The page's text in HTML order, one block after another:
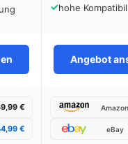
✓hohe
Angebot
€
€ eBay